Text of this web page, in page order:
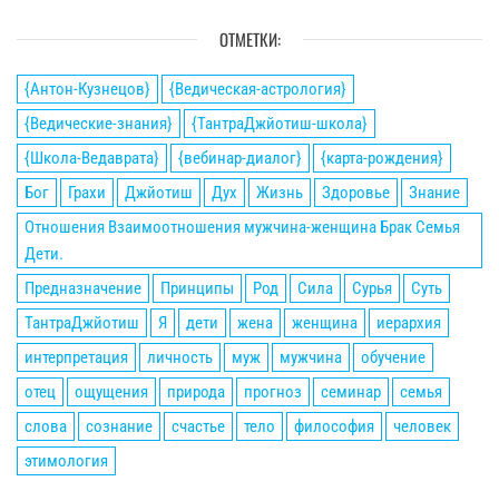
ОТМЕТКИ:
{Антон-Кузнецов}
{Ведическая-астрология}
{Ведические-знания}
{ТантраДжйотиш-школа}
{Школа-Ведаврата}
{вебинар-диалог}
{карта-рождения}
Бог
Грахи Джйотиш Дух Жизнь Здоровье
Знание
Отношения Взаимоотношения мужчина-женщина Брак Семья
Дети.
Предназначение
Принципы Род Сила Сурья
Суть
ТантраДжйотиш
Я дети жена женщина
иерархия
интерпретация
личность муж мужчина
обучение
отец
ощущения природа прогноз семинар
семья
слова
сознание счастье тело философия
человек
этимология